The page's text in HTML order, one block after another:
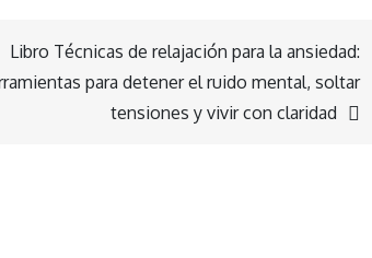
Libro Técnicas de relajación para la ansiedad:
para detener el ruido mental, soltar
tensiones y vivir con claridad